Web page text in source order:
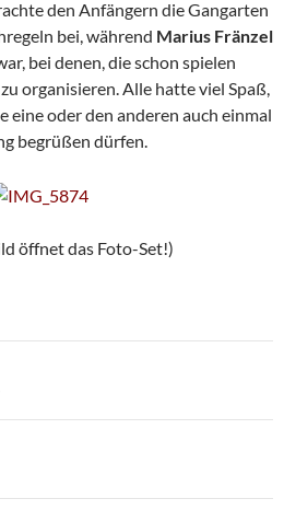
den Anfängern die Gangarten
bei, während Marius Fränzel
bei denen, die schon spielen
organisieren. Alle hatte viel Spaß,
eine oder den anderen auch einmal
begrüßen dürfen.
öffnet das Foto-Set!)